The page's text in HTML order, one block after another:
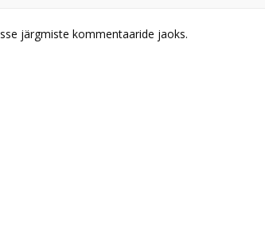
järgmiste kommentaaride jaoks.